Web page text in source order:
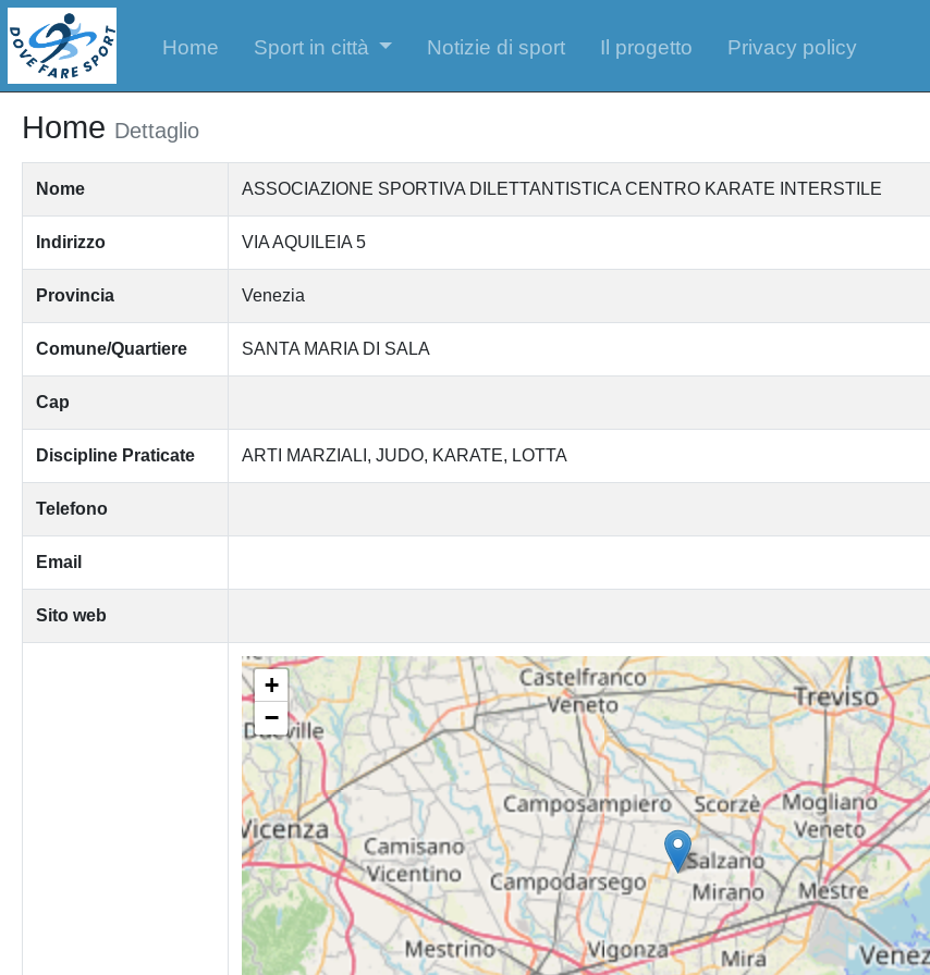
Home Sport in città Notizie di sport Il progetto Privacy policy
Home Dettaglio
Nome ASSOCIAZIONE SPORTIVA DILETTANTISTICA CENTRO KARATE INTERSTILE
Indirizzo VIA AQUILEIA 5
Provincia Venezia
Comune/Quartiere SANTA MARIA DI SALA
Cap
Discipline Praticate ARTI MARZIALI JUDO KARATE LOTTA
Telefono
Email
Sito web
+
−